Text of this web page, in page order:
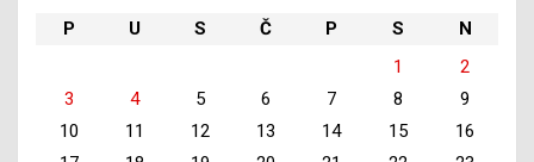
P
U S Č P S
N
1
2
3
4 5 6 7 8
9
10
11 12 13 14 15
16